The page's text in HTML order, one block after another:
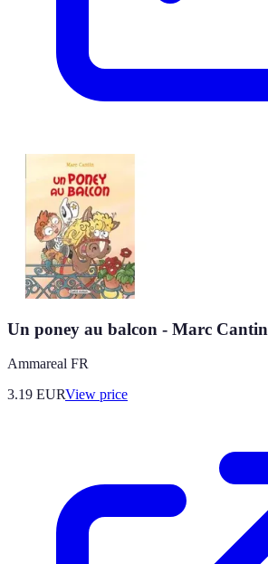
Un poney au balcon - Marc Cantin
Ammareal FR
3.19 EURView price